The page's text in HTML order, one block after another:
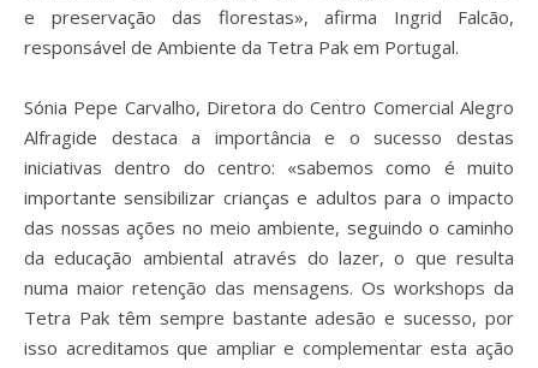
e preservação das florestas», afirma Ingrid Falcão,
responsável de Ambiente da Tetra Pak em Portugal.
Sónia Pepe Carvalho, Diretora do Centro Comercial Alegro
Alfragide destaca a importânciae o sucesso destas
iniciativas dentro do centro: «sabemos como é muito
importante sensibilizar crianças e adultos para o impacto
das nossas ações no meio ambiente, seguindo o caminho
da educação ambiental através do lazer, o que resulta
numa maior retenção das mensagens. Os workshops da
Tetra Pak têm sempre bastanteadesão e sucesso, por
isso acreditamos que ampliar e complementar esta ação